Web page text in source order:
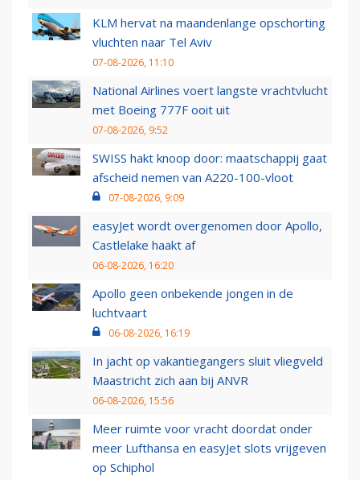
KLM hervat na maandenlange opschorting
vluchten naar Tel Aviv
07-08-2026, 11:10
National Airlines voert langste vrachtvlucht
met Boeing 777F ooit uit
07-08-2026, 9:52
SWISS hakt knoop door: maatschappij gaat
afscheid nemen van A220-100-vloot
07-08-2026, 9:09
easyJet wordt overgenomen door Apollo,
Castlelake haakt af
06-08-2026, 16:20
Apollo geen onbekende jongen in de
luchtvaart
06-08-2026, 16:19
In jacht op vakantiegangers sluit vliegveld
Maastricht zich aan bij ANVR
06-08-2026, 15:56
Meer ruimte voor vracht doordat onder
meer Lufthansa en easyJet slots vrijgeven
op Schiphol